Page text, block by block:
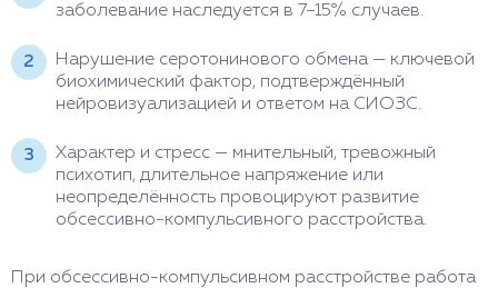
заболевание наследуется в 7–15% случаев.
Нарушение серотонинового обмена — ключевой
биохимический фактор, подтверждённый
нейровизуализацией и ответом на СИОЗС.
Характер и стресс — мнительный, тревожный
психотип, длительное напряжение или
неопределённость провоцируют развитие
обсессивно-компульсивного расстройства.
При обсессивно-компульсивном расстройстве работа